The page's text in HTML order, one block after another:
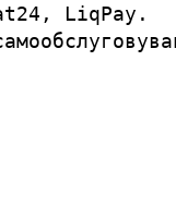
LiqPay.